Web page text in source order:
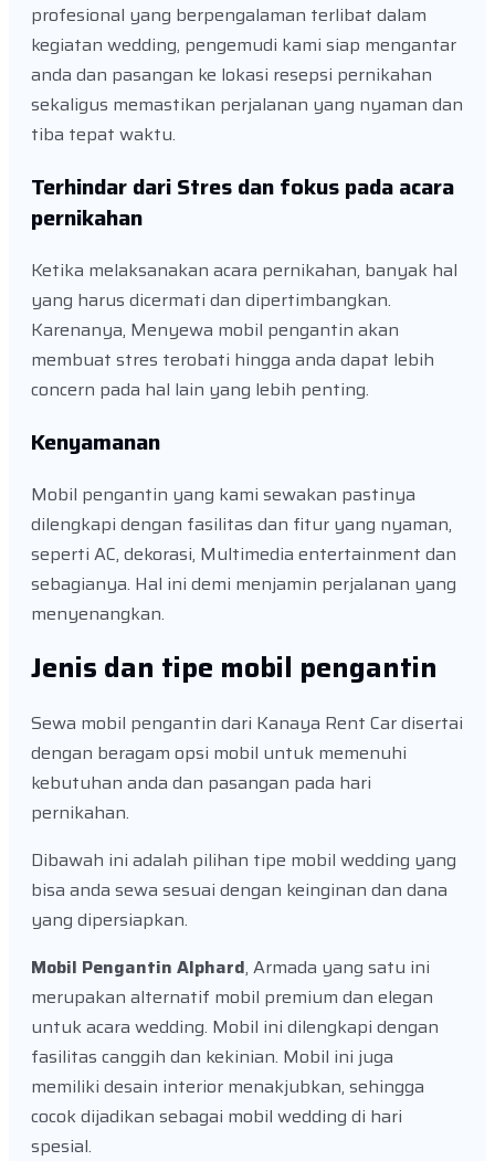
profesional yang berpengalaman terlibat dalam
kegiatan wedding, pengemudi kami siap mengantar
anda dan pasangan ke lokasi resepsi pernikahan
sekaligus memastikan perjalanan yang nyaman dan
tiba tepat waktu.
Terhindar dari Stres dan fokus pada acara
pernikahan
Ketika melaksanakan acara pernikahan, banyak hal
yang harus dicermati dan dipertimbangkan.
Karenanya, Menyewa mobil pengantin akan
membuat stres terobati hingga anda dapat lebih
concern pada hal lain yang lebih penting.
Kenyamanan
Mobil pengantin yang kami sewakan pastinya
dilengkapi dengan fasilitas dan fitur yang nyaman,
seperti AC, dekorasi, Multimedia entertainment dan
sebagianya. Hal ini demi menjamin perjalanan yang
menyenangkan.
Jenis dan tipe mobil pengantin
Sewa mobil pengantin dari Kanaya Rent Car disertai
dengan beragam opsi mobil untuk memenuhi
kebutuhan anda dan pasangan pada hari
pernikahan.
Dibawah ini adalah pilihan tipe mobil wedding yang
bisa anda sewa sesuai dengan keinginan dan dana
yang dipersiapkan.
Mobil Pengantin Alphard, Armada yang satu ini
merupakan alternatif mobil premium dan elegan
untuk acara wedding. Mobil ini dilengkapi dengan
fasilitas canggih dan kekinian. Mobil ini juga
memiliki desain interior menakjubkan, sehingga
cocok dijadikan sebagai mobil wedding di hari
spesial.